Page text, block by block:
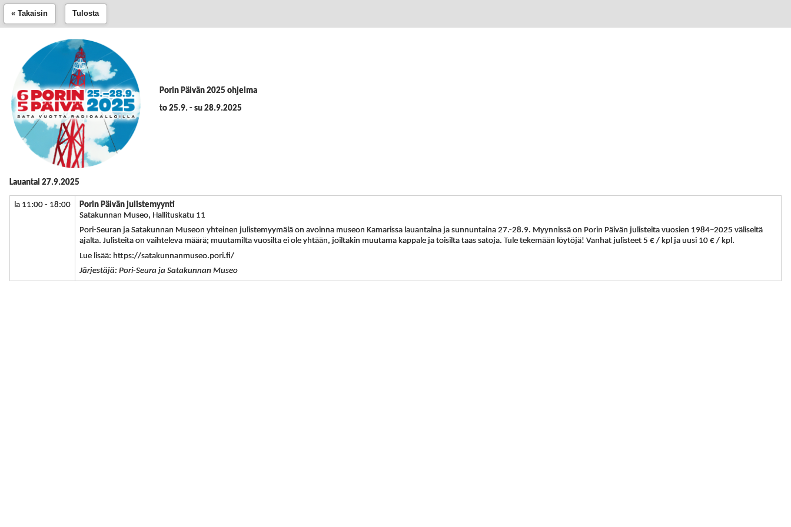
« Takaisin Tulosta
Porin Päivän 2025 ohjelma
to 25.9. - su 28.9.2025
Lauantai 27.9.2025
la 11:00 - 18:00
Porin Päivän julistemyynti
Satakunnan Museo, Hallituskatu 11
Pori-Seuran ja Satakunnan Museon yhteinen julistemyymälä on avoinna museon Kamarissa lauantaina ja sunnuntaina 27.-28.9. Myynnissä on Porin Päivän julisteita vuosien 1984–2025 väliseltä
ajalta. Julisteita on vaihteleva määrä; muutamilta vuosilta ei ole yhtään, joiltakin muutama kappale ja toisilta taas satoja. Tule tekemään löytöjä! Vanhat julisteet 5 € / kpl ja uusi 10 € / kpl.
Lue lisää: https://satakunnanmuseo.pori.fi/
Järjestäjä: Pori-Seura ja Satakunnan Museo